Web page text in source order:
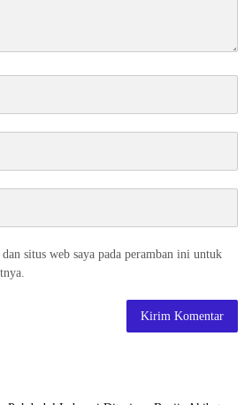
situs web saya pada peramban ini untuk